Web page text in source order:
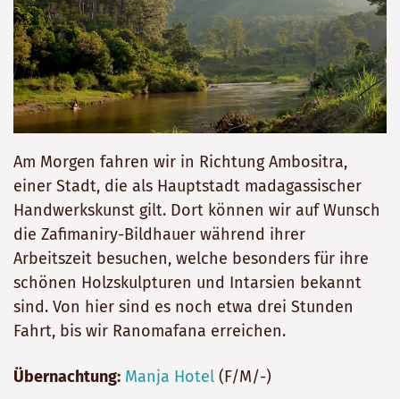
Am Morgen fahren wir in Richtung Ambositra,
einer Stadt, die als Hauptstadt madagassischer
Handwerkskunst gilt. Dort können wir auf Wunsch
die Zafimaniry-Bildhauer während ihrer
Arbeitszeit besuchen, welche besonders für ihre
schönen Holzskulpturen und Intarsien bekannt
sind. Von hier sind es noch etwa drei Stunden
Fahrt, bis wir Ranomafana erreichen.
Übernachtung: Manja Hotel(F/M/-)